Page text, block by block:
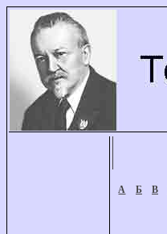
А Б В